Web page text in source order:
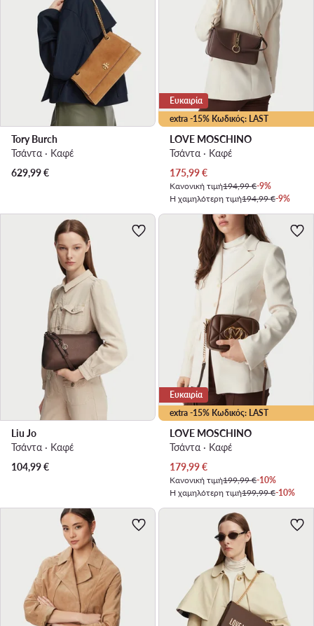
Tory Burch
Τσάντα · Καφέ
629,99€
extra -15% Κωδικός: LAST
Ευκαιρία
LOVE MOSCHINO
Τσάντα · Καφέ
Τρέχουσα τιμή
175,99€
Κανονική τιμή194,99 €-9%
Η χαμηλότερη τιμή194,99 €-9%
Liu Jo
Τσάντα · Καφέ
104,99€
extra -15% Κωδικός: LAST
Ευκαιρία
LOVE MOSCHINO
Τσάντα · Καφέ
Τρέχουσα τιμή
179,99€
Κανονική τιμή199,99 €-10%
Η χαμηλότερη τιμή199,99 €-10%